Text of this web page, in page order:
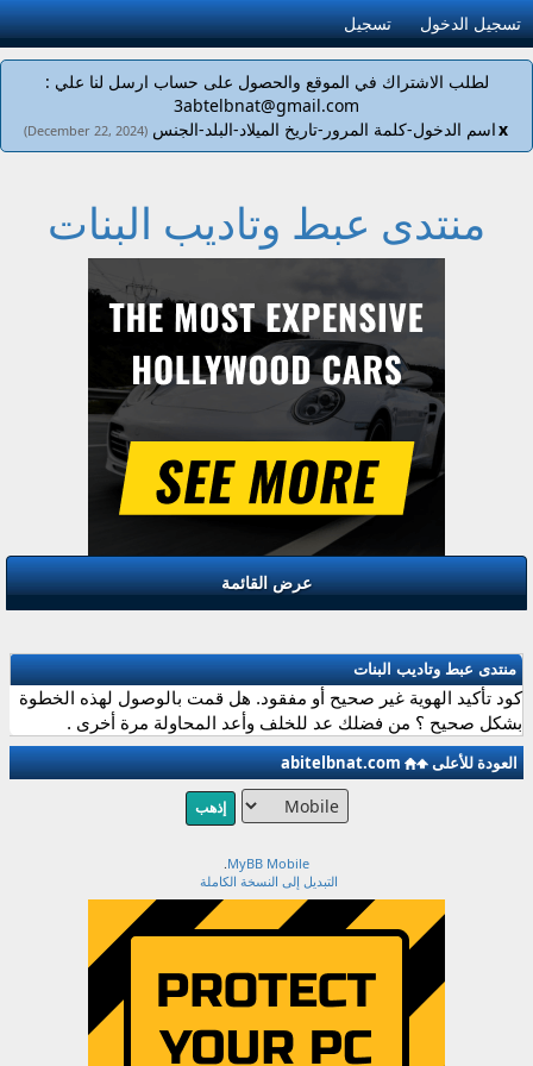
تسجيل الدخول تسجيل
لطلب الاشتراك في الموقع والحصول على حساب ارسل لنا علي :
3abtelbnat@gmail.com
اسم الدخول-كلمة المرور-تاريخ الميلاد-البلد-الجنس(December 22, 2024) x
منتدى عبط وتاديب البنات
عرض القائمة
منتدى عبط وتاديب البنات
كود تأكيد الهوية غير صحيح أو مفقود. هل قمت بالوصول لهذه الخطوة
بشكل صحيح ؟ من فضلك عد للخلف وأعد المحاولة مرة أخرى .
العودة للأعلى abitelbnat.com
MyBB Mobile
.
التبديل إلى النسخة الكاملة